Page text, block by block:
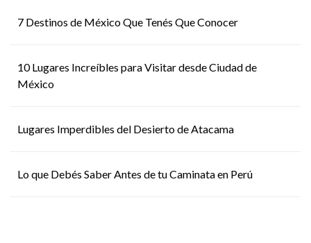
7 Destinos de México Que Tenés Que Conocer
10 Lugares Increíbles para Visitar desde Ciudad de
México
Lugares Imperdibles del Desierto de Atacama
Lo que Debés Saber Antes de tu Caminata en Perú